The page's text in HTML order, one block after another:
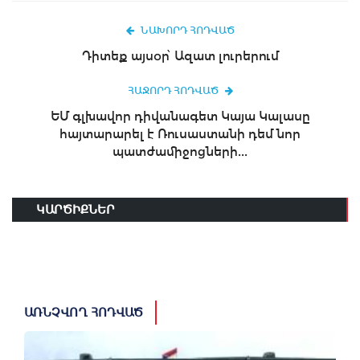
ՆԱԽՈՐԴ ՀՈԴՎԱԾ
Դիտեք այսօր՝ Ազատ լուրերում
ՀԱՋՈՐԴ ՀՈԴՎԱԾ
ԵՄ գլխավոր դիվանագետ Կայա Կալասը
հայտարարել է Ռուսաստանի դեմ նոր
պատժամիջոցների...
ԿԱՐԾԻՔՆԵՐ
ԱՌՆՉՎՈՂ ՀՈԴՎԱԾ